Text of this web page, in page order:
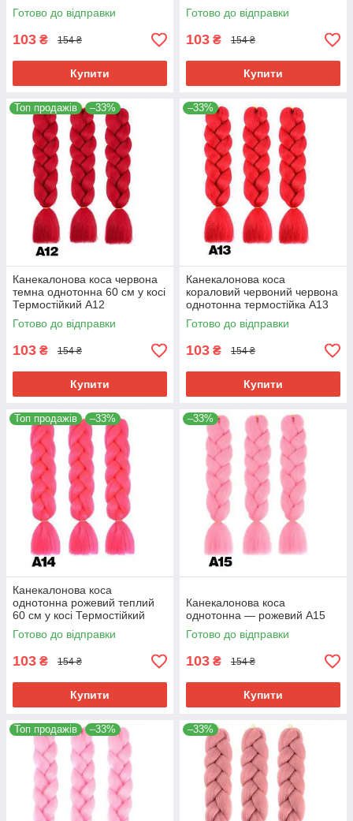
Готово до відправки
103 ₴ 154 ₴
Купити
Готово до відправки
103 ₴ 154 ₴
Купити
Топ продажів –33%
Канекалонова коса червона
темна однотонна 60 см у косі
Термостійкий А12
Готово до відправки
103 ₴ 154 ₴
Купити
–33%
Канекалонова коса
кораловий червоний червона
однотонна термостійка А13
Готово до відправки
103 ₴ 154 ₴
Купити
Топ продажів –33%
Канекалонова коса
однотонна рожевий теплий
60 см у косі Термостійкий
А14
Готово до відправки
103 ₴ 154 ₴
Купити
–33%
Канекалонова коса
однотонна — рожевий А15
Готово до відправки
103 ₴ 154 ₴
Купити
Топ продажів –33% –33%